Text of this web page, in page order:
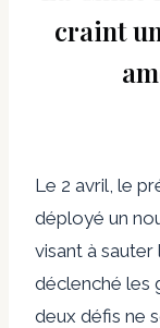
craint
Le 2 avril, le
déployé un
visant à sauter
déclenché les
deux défis ne